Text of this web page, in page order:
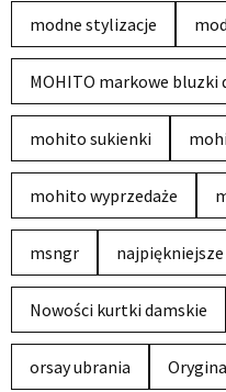
modne stylizacje
MOHITO markowe bluzki
mohito sukienki
mohito wyprzedaże
msngr
Nowości kurtki damskie
orsay ubrania